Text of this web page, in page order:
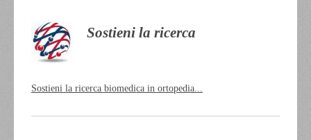
Sostieni la ricerca
Sostieni la ricerca biomedica in ortopedia...